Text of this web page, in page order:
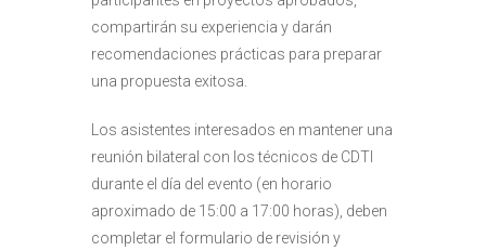
compartirán su experiencia y darán
recomendaciones prácticas para preparar
una propuesta exitosa.
Los asistentes interesados en mantener una
reunión bilateral con los técnicos de CDTI
durante el día del evento (en horario
aproximado de 15:00 a 17:00 horas), deben
completar el formulario de revisión y